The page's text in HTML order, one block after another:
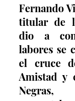
Fernando
titular de
dio a
labores se
el cruce
Amistad y
Negras,